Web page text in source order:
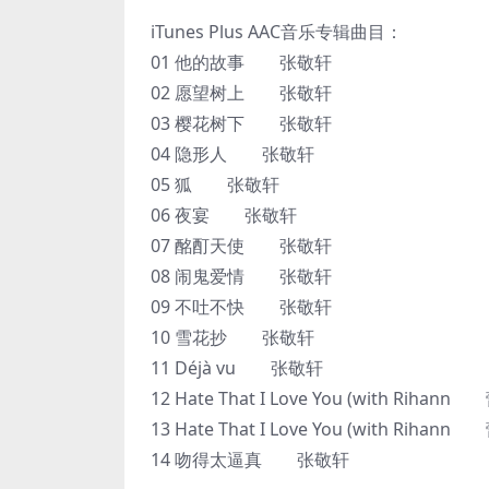
iTunes Plus AAC音乐专辑曲目：
01 他的故事 张敬轩
02 愿望树上 张敬轩
03 樱花树下 张敬轩
04 隐形人 张敬轩
05 狐 张敬轩
06 夜宴 张敬轩
07 酩酊天使 张敬轩
08 闹鬼爱情 张敬轩
09 不吐不快 张敬轩
10 雪花抄 张敬轩
11 Déjà vu 张敬轩
12 Hate That I Love You (with Rihann
13 Hate That I Love You (with Rihann
14 吻得太逼真 张敬轩